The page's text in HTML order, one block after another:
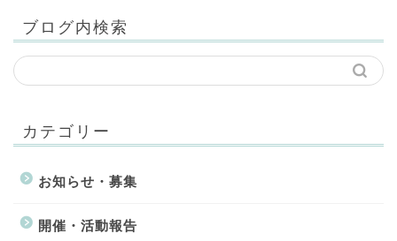
ブログ内検索
カテゴリー
お知らせ・募集
開催・活動報告